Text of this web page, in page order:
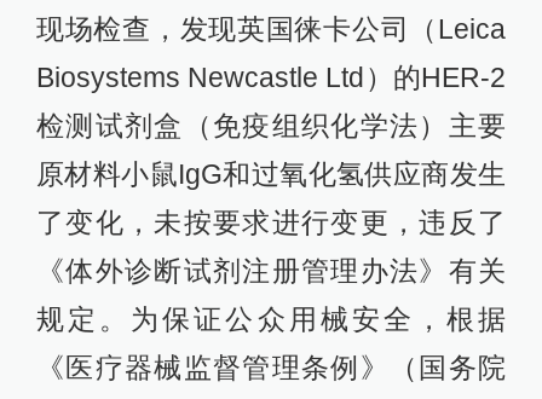
现场检查，发现英国徕卡公司（Leica
Biosystems Newcastle Ltd）的HER-2
检测试剂盒（免疫组织化学法）主要
原材料小鼠IgG和过氧化氢供应商发生
了变化，未按要求进行变更，违反了
《体外诊断试剂注册管理办法》有关
规定。为保证公众用械安全，根据
《医疗器械监督管理条例》（国务院